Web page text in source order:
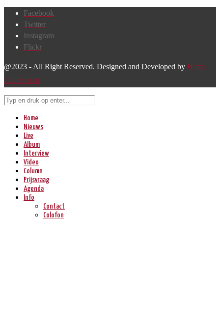
Facebook
Twitter
Instagram
Flickr
@2023 - All Right Reserved. Designed and Developed by Harm
Lourenssen
Home
Nieuws
Live
Album
Interview
Video
Column
Prijsvraag
Agenda
Info
Contact
Colofon